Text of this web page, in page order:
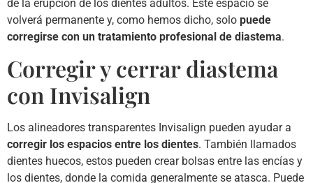
de la erupción de los dientes adultos. Este espacio se
volverá permanente y, como hemos dicho, solo puede
corregirse con un tratamiento profesional de diastema.
Corregir y cerrar diastema
con Invisalign
Los alineadores transparentes Invisalign pueden ayudar a
corregir los espacios entre los dientes. También llamados
dientes huecos, estos pueden crear bolsas entre las encías y
los dientes, donde la comida generalmente se atasca. Puede